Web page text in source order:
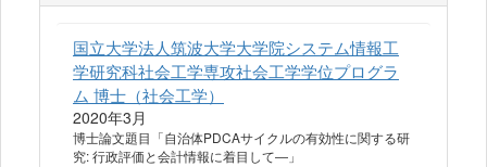
国立大学法人筑波大学大学院システム情報工
学研究科社会工学専攻社会工学学位プログラ
ム 博士（社会工学）
2020年3月
博士論文題目「自治体PDCAサイクルの有効性に関する研
究: 行政評価と会計情報に着目して―」